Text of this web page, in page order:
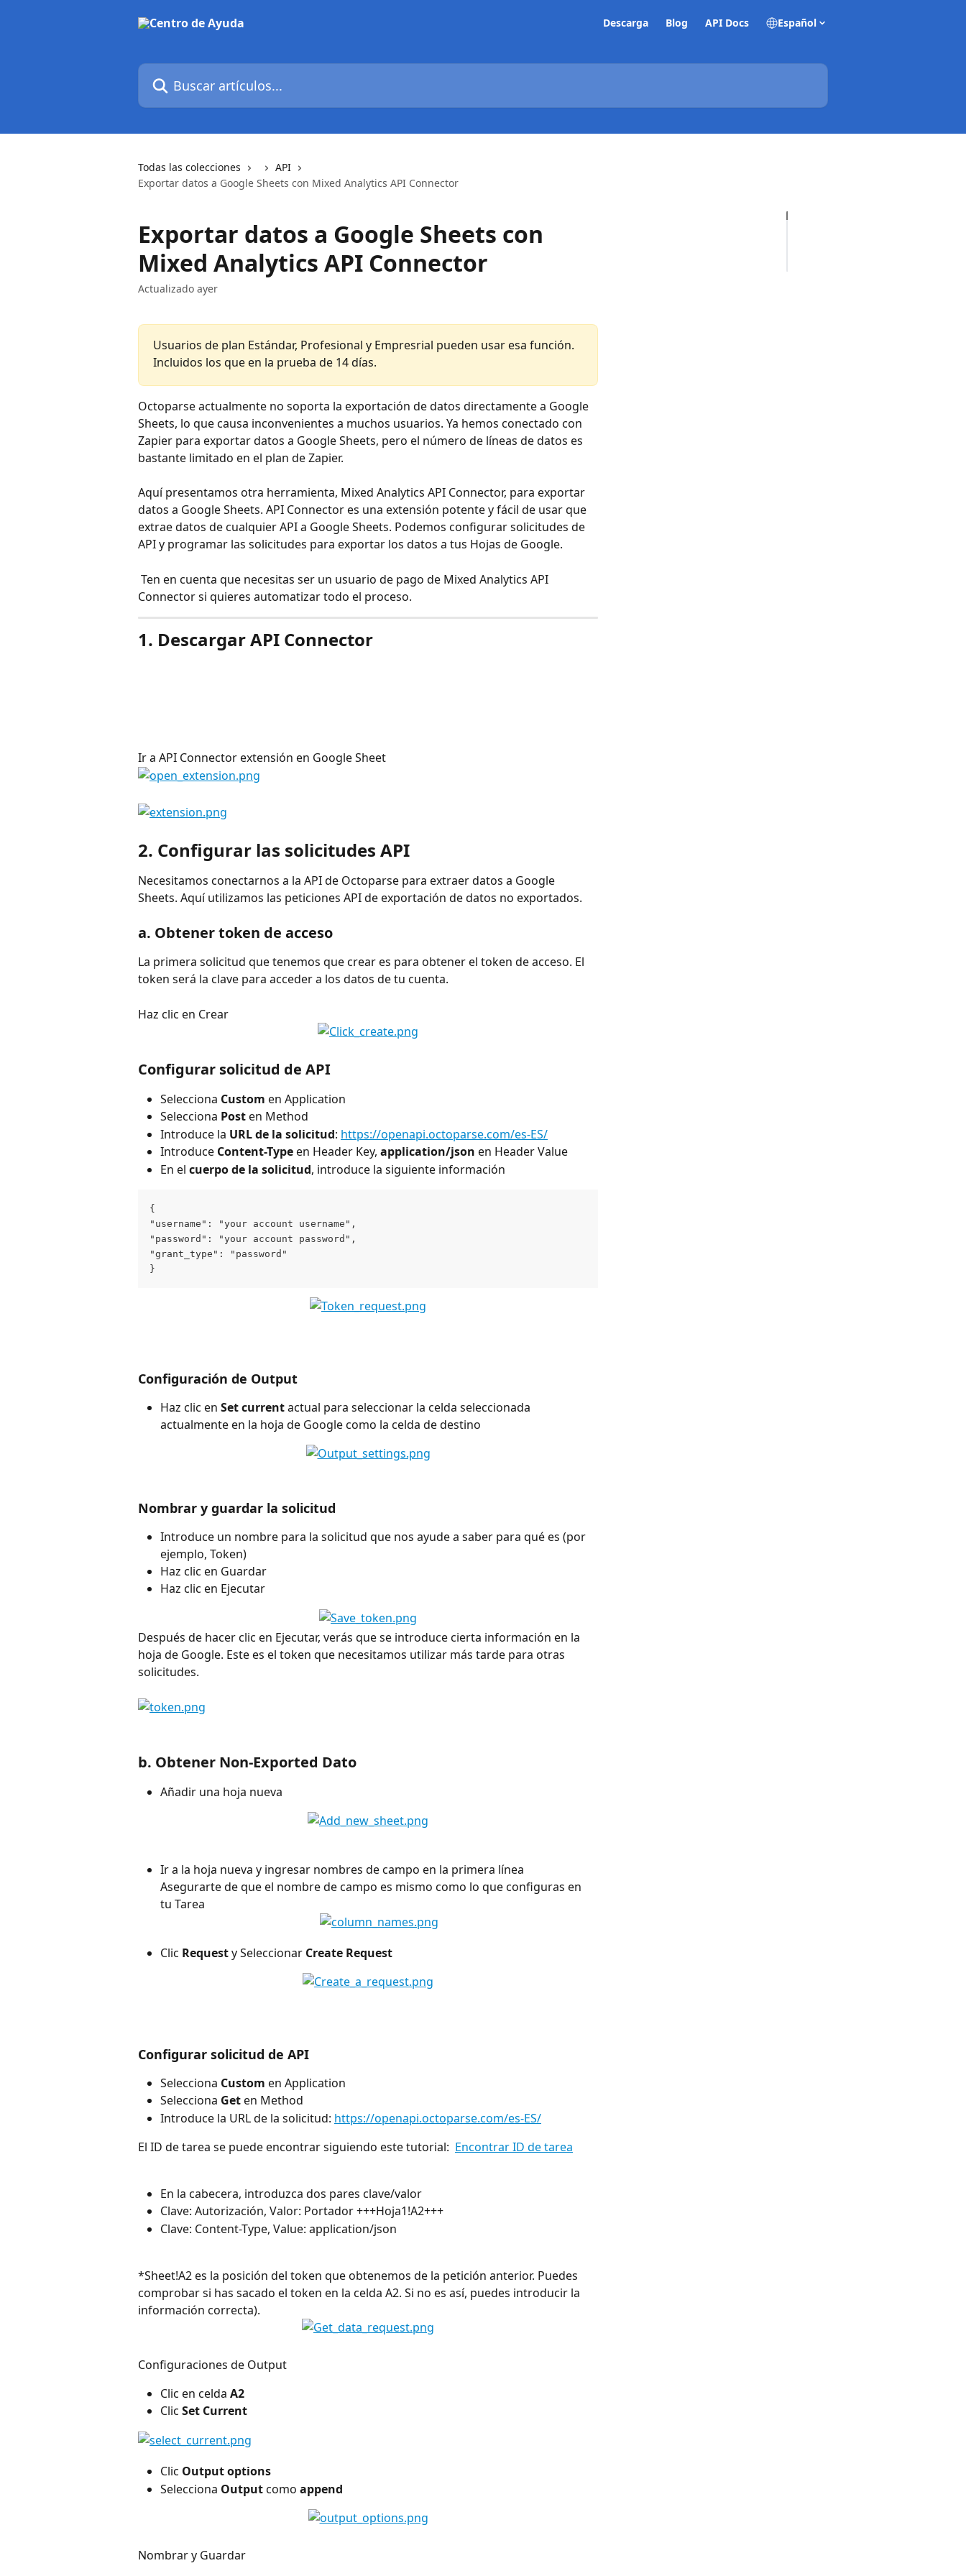
Descarga Blog API Docs Español
Buscar artículos...
Todas las colecciones
API
Exportar datos a Google Sheets con Mixed Analytics API Connector
Exportar datos a Google Sheets con
Mixed Analytics API Connector
Actualizado ayer
Usuarios de plan Estándar, Profesional y Empresrial pueden usar esa función.
Incluidos los que en la prueba de 14 días.
Octoparse actualmente no soporta la exportación de datos directamente a Google
Sheets, lo que causa inconvenientes a muchos usuarios. Ya hemos conectado con
Zapier para exportar datos a Google Sheets, pero el número de líneas de datos es
bastante limitado en el plan de Zapier.
Aquí presentamos otra herramienta, Mixed Analytics API Connector, para exportar
datos a Google Sheets. API Connector es una extensión potente y fácil de usar que
extrae datos de cualquier API a Google Sheets. Podemos configurar solicitudes de
API y programar las solicitudes para exportar los datos a tus Hojas de Google.
Connector si quieres automatizar todo el proceso.
1. Descargar API Connector
Ir a API Connector extensión en Google Sheet
2. Configurar las solicitudes API
Necesitamos conectarnos a la API de Octoparse para extraer datos a Google
Sheets. Aquí utilizamos las peticiones API de exportación de datos no exportados.
a. Obtener token de acceso
La primera solicitud que tenemos que crear es para obtener el token de acceso. El
token será la clave para acceder a los datos de tu cuenta.
Haz clic en Crear
Configurar solicitud de API
Selecciona Custom en Application
Selecciona Post en Method
Introduce la URL de la solicitud: https://openapi.octoparse.com/es-ES/
Introduce Content-Type en Header Key, application/json en Header Value
En el cuerpo de la solicitud, introduce la siguiente información
{
"username": "your account username",
"password": "your account password",
"grant_type": "password"
}
Configuración de Output
Haz clic en Set current actual para seleccionar la celda seleccionada
actualmente en la hoja de Google como la celda de destino
Nombrar y guardar la solicitud
Introduce un nombre para la solicitud que nos ayude a saber para qué es (por
ejemplo, Token)
Haz clic en Guardar
Haz clic en Ejecutar
Después de hacer clic en Ejecutar, verás que se introduce cierta información en la
hoja de Google. Este es el token que necesitamos utilizar más tarde para otras
solicitudes.
b. Obtener Non-Exported Dato
Añadir una hoja nueva
Ir a la hoja nueva y ingresar nombres de campo en la primera línea
Asegurarte de que el nombre de campo es mismo como lo que configuras en
tu Tarea
Clic Request y Seleccionar Create Request
Configurar solicitud de API
Selecciona Custom en Application
Selecciona Get en Method
Introduce la URL de la solicitud: https://openapi.octoparse.com/es-ES/
El ID de tarea se puede encontrar siguiendo este tutorial: Encontrar ID de tarea
En la cabecera, introduzca dos pares clave/valor
Clave: Autorización, Valor: Portador +++Hoja1!A2+++
Clave: Content-Type, Value: application/json
*Sheet!A2 es la posición del token que obtenemos de la petición anterior. Puedes
comprobar si has sacado el token en la celda A2. Si no es así, puedes introducir la
información correcta).
Configuraciones de Output
Clic en celda A2
Clic Set Current
Clic Output options
Selecciona Output como append
Nombrar y Guardar